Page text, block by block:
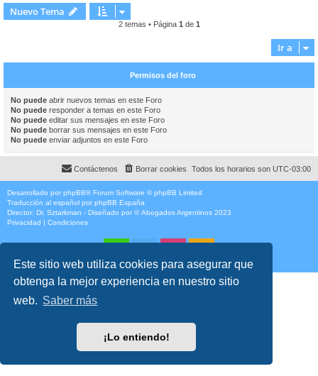
Este sitio web utiliza cookies para asegurar que
obtenga la mejor experiencia en nuestro sitio
web. Saber más
¡Lo entiendo!
Nuevo Tema
2 temas • Página 1 de 1
Ir a
Permisos del foro
No puede abrir nuevos temas en este Foro
No puede responder a temas en este Foro
No puede editar sus mensajes en este Foro
No puede borrar sus mensajes en este Foro
No puede enviar adjuntos en este Foro
Todos los horarios son UTC-03:00
Borrar cookies
Contáctenos
Desarrollado por phpBB® Forum Software © phpBB Limited
Traducción al español por phpBB España
Director: Dr. Sztarkman - Diseñado por ©Abogados Argentinos 2023
Privacidad | Condiciones